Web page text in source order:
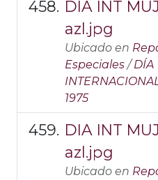
DIA INT
azl.jpg
Ubicado en
Especiales /DÍA
1975
DIA INT
azl.jpg
Ubicado en